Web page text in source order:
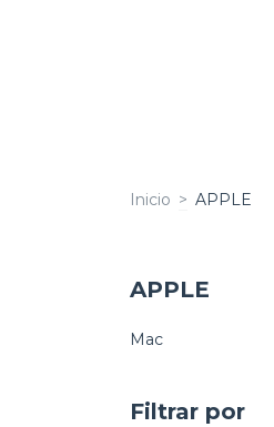
Inicio > APPLE
APPLE
Mac
Filtrar por